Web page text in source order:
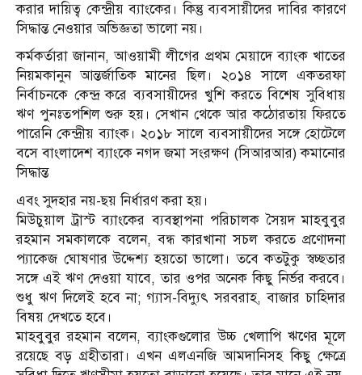
করার দায়িত্ব কেন্দ্রীয় ব্যাংকের। কিন্তু ব্যবসায়ীদের দাবির কারণে
সিদ্ধান্ত নেওয়ার অভিজ্ঞতা ভালো নয়।
কর্মকর্তারা জানান, আওয়ামী লীগের প্রথম মেয়াদে ব্যাংক খাতের
নিয়মকানুন আন্তর্জাতিক মানের ছিল। ২০১৪ সালে একতরফা
নির্বাচনকে কেন্দ্র করে ব্যবসায়ীদের খুশি করতে বিশেষ সুবিধায়
ঋণ পুনঃতপশিল শুরু হয়। সেখান থেকে আর কঠোরতায় ফিরতে
পারেনি কেন্দ্রীয় ব্যাংক। ২০১৮ সালে ব্যবসায়ীদের সঙ্গে হোটেলে
বসে বাংলাদেশ ব্যাংকে নগদ জমা সংরক্ষণ (সিআরআর) কমানোর
সিদ্ধান্ত
এবং সুদহার নয়-ছয় নির্ধারণ করা হয়।
মিউচুয়াল ট্রাস্ট ব্যাংকের ব্যবস্থাপনা পরিচালক সৈয়দ মাহবুবুর
রহমান সমকালকে বলেন, বন্ধ কারখানা সচল করতে প্রণোদনা
প্যাকেজ ঘোষণার উদ্দেশ্য হয়তো ভালো। তবে কতটুকু স্বচ্ছতার
সঙ্গে এই ঋণ দেওয়া যাবে, তার ওপর অনেক কিছু নির্ভর করবে।
শুধু ঋণ দিলেই হবে না; গ্যাস-বিদ্যুৎ সরবরাহ, বাজার চাহিদার
বিষয় দেখতে হবে।
মাহবুবুর রহমান বলেন, ব্যাংকগুলোর উচ্চ খেলাপি ঋণের মূলে
রয়েছে বড় গ্রহীতারা। এখন এলএনজি আমদানিসহ কিছু ক্ষেত্রে